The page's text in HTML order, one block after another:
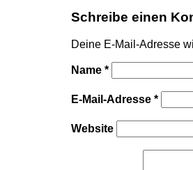
Schreibe einen
Deine E-Mail-Adresse
Name *
E-Mail-Adresse *
Website